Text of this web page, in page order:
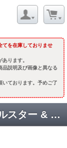
てを在庫しておりませ
ります。
品説明及び画像と異なる
いております。予めご了
TRタイプ SC2.0 カイデックス ホルスター & ピストルマガジンキャリア【グロック用】ブラック [WT-IWB-GGBK] [取寄]